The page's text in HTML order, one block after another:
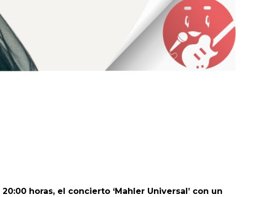
horas, el concierto ‘Mahler Universal’ con un